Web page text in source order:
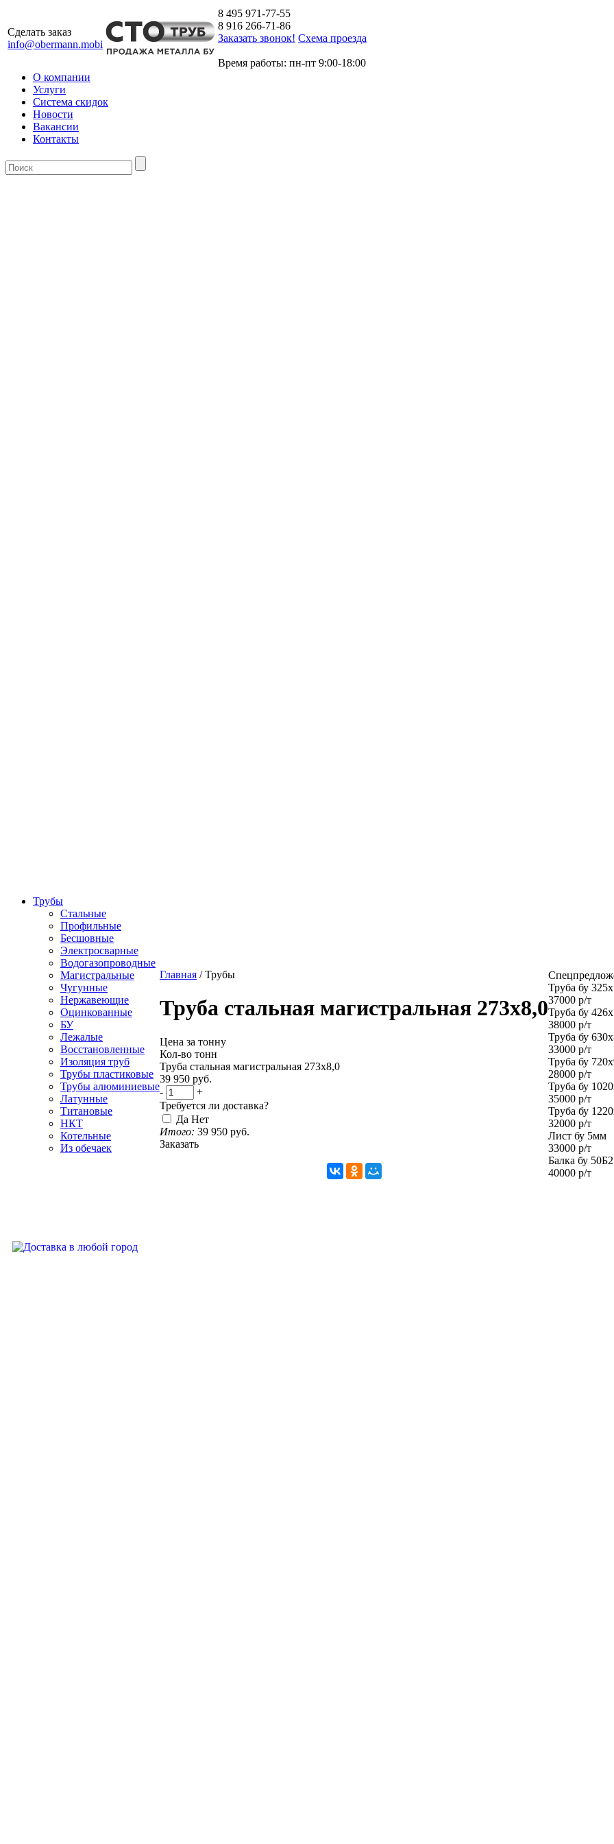
Сделать заказ
info@obermann.mobi
8 495 971-77-55
8 916 266-71-86
Заказать звонок! Схема проезда
Время работы: пн-пт 9:00-18:00
О компании
Услуги
Система скидок
Новости
Вакансии
Контакты
Трубы
Стальные
Профильные
Бесшовные
Электросварные
Водогазопроводные
Магистральные
Чугунные
Нержавеющие
Оцинкованные
БУ
Лежалые
Восстановленные
Изоляция труб
Трубы пластиковые
Трубы алюминиевые
Латунные
Титановые
НКТ
Котельные
Из обечаек
Главная /Трубы
Труба стальная магистральная 273х8,0
Цена за тонну
Кол-во тонн
Труба стальная магистральная 273х8,0
39 950 руб.
-
+
Требуется ли доставка?
Да Нет
Итого: 39 950 руб.
Заказать
Труба бу
37000 р/т
Труба бу
38000 р/т
Труба бу
33000 р/т
Труба бу
28000 р/т
Труба бу
35000 р/т
Труба бу
32000 р/т
Лист бу 5мм
33000 р/т
Балка бу 50Б2
40000 р/т